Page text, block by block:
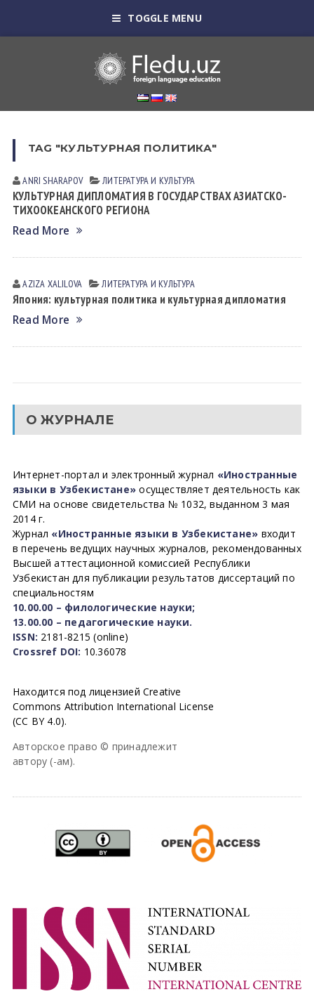
TOGGLE MENU
TAG "КУЛЬТУРНАЯ ПОЛИТИКА"
ANRI SHARAPOV ЛИТЕРАТУРА И КУЛЬТУРА
КУЛЬТУРНАЯ ДИПЛОМАТИЯ В ГОСУДАРСТВАХ АЗИАТСКО-
ТИХООКЕАНСКОГО РЕГИОНА
Read More
AZIZA XALILOVA ЛИТЕРАТУРА И КУЛЬТУРА
Япония: культурная политика и культурная дипломатия
Read More
О ЖУРНАЛЕ
Интернет-портал и электронный журнал «Иностранные
языки в Узбекистане» осуществляет деятельность как
СМИ на основе свидетельства № 1032, выданном 3 мая
2014 г.
Журнал «Иностранные языки в Узбекистане» входит
в перечень ведущих научных журналов, рекомендованных
Высшей аттестационной комиссией Республики
Узбекистан для публикации результатов диссертаций по
специальностям
10.00.00 – филологические науки;
13.00.00 – педагогические науки.
ISSN: 2181-8215 (online)
Crossref DOI: 10.36078
Находится под лицензией Creative
Commons Attribution International License
(CC BY 4.0).
Авторское право © принадлежит
автору (-ам).